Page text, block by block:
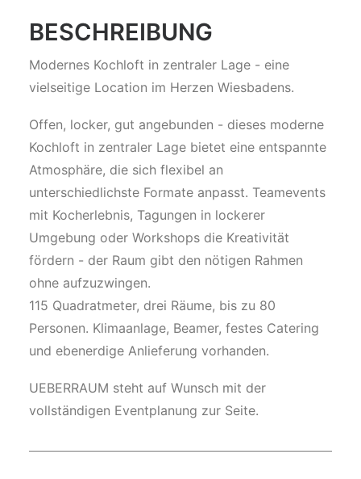
BESCHREIBUNG
Modernes Kochloft in zentraler Lage - eine
vielseitige Location im Herzen Wiesbadens.
Offen, locker, gut angebunden - dieses moderne
Kochloft in zentraler Lage bietet eine entspannte
Atmosphäre, die sich flexibel an
unterschiedlichste Formate anpasst. Teamevents
mit Kocherlebnis, Tagungen in lockerer
Umgebung oder Workshops die Kreativität
fördern - der Raum gibt den nötigen Rahmen
ohne aufzuzwingen.
115 Quadratmeter, drei Räume, bis zu 80
Personen. Klimaanlage, Beamer, festes Catering
und ebenerdige Anlieferung vorhanden.
UEBERRAUM steht auf Wunsch mit der
vollständigen Eventplanung zur Seite.